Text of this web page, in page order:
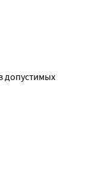
допустимых